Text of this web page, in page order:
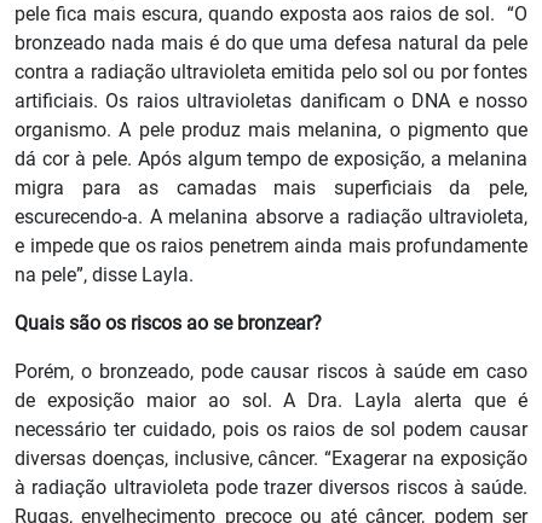
pele fica mais escura, quando exposta aos raios de sol. “O
bronzeado nada mais é do que uma defesa natural da pele
contra a radiação ultravioleta emitida pelo sol ou por fontes
artificiais. Os raios ultravioletas danificam o DNA e nosso
organismo. A pele produz mais melanina, o pigmento que
dá cor à pele. Após algum tempo de exposição, a melanina
migra para as camadas mais superficiais da pele,
escurecendo-a. A melanina absorve a radiação ultravioleta,
e impede que os raios penetrem ainda mais profundamente
na pele”, disse Layla.
Quais são os riscos ao se bronzear?
Porém, o bronzeado, pode causar riscos à saúde em caso
de exposição maior ao sol. A Dra. Layla alerta que é
necessário ter cuidado, pois os raios de sol podem causar
diversas doenças, inclusive, câncer. “Exagerar na exposição
à radiação ultravioleta pode trazer diversos riscos à saúde.
Rugas, envelhecimento precoce ou até câncer, podem ser